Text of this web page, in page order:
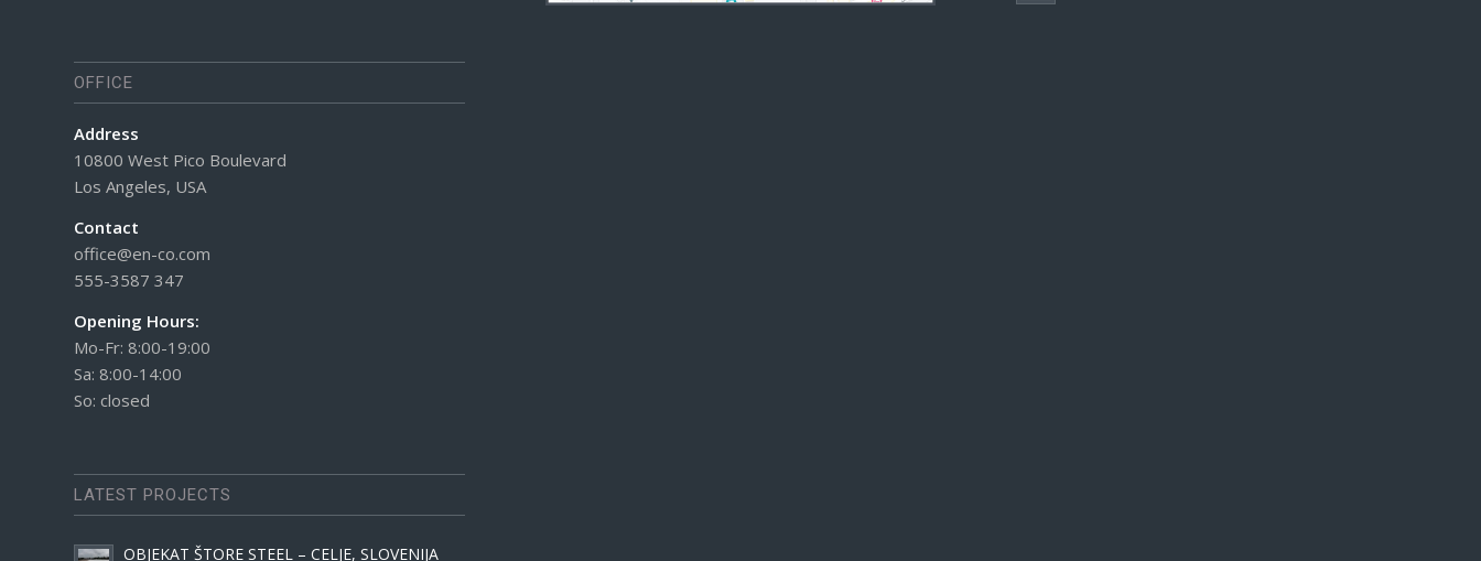
OFFICE
Address
10800 West Pico Boulevard
Los Angeles, USA
Contact
office@en-co.com
555-3587 347
Opening Hours:
Mo-Fr: 8:00-19:00
Sa: 8:00-14:00
So: closed
LATEST PROJECTS
OBJEKAT ŠTORE STEEL – CELJE, SLOVENIJA